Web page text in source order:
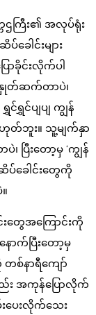
ဌကြီး၏ အလုပ်ရုံး
ေါင်းများ
ာခိုင်းလိုက်ပါ
နှုတ်ဆက်တာပဲ၊
ရွှင်ပျပျ ကျွန်
တ်ဘူး။ သူ့မျက်နှာ
ပြီးတော့မှ ‘ကျွန်
ပ်ခေါင်းတွေကို
တွေအကြောင်းကို
ာက်ပြီးတော့မှ
စ်နာရီကျော်
း အကုန်ပြောလိုက်
ေးလိုက်သေး